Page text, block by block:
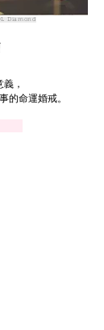
Diamond
，
的命運婚戒。